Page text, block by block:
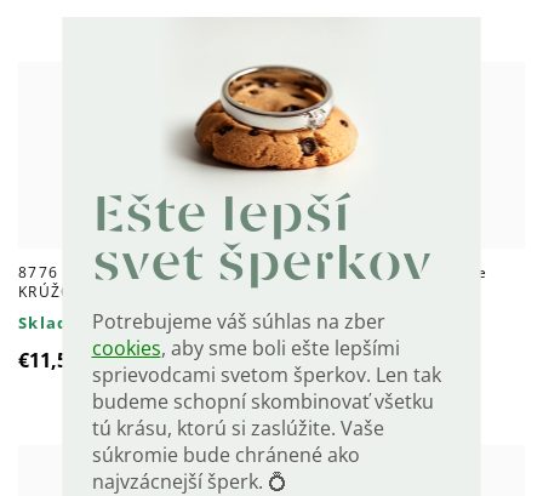
Ešte lepší
svet šperkov
Potrebujeme váš súhlas na zber
cookies, aby sme boli ešte lepšími
sprievodcami svetom šperkov. Len tak
budeme schopní skombinovať všetku
tú krásu, ktorú si zaslúžite. Vaše
súkromie bude chránené ako
najvzácnejší šperk. 💍
8776 Strieborný 10mm MINI
KRÚŽOK GOLD 1 ks
Skladom
€11,55
5143 Strieborné náušnice
Skladom
€58